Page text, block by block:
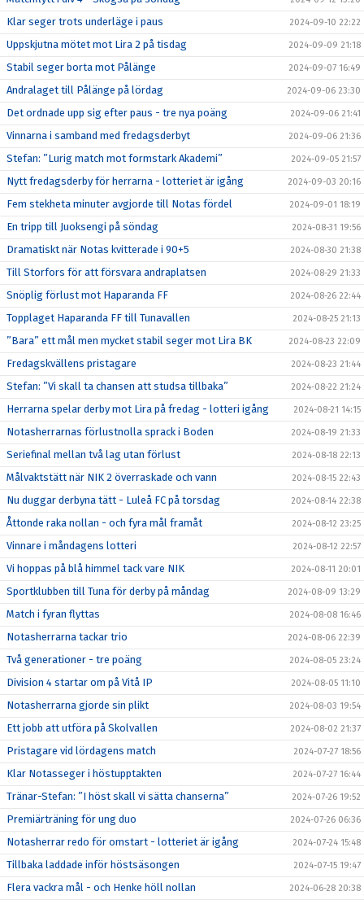
Klar seger trots underläge i paus 2024-09-10 22:22
Uppskjutna mötet mot Lira 2 på tisdag 2024-09-09 21:18
Stabil seger borta mot Pålänge 2024-09-07 16:49
Andralaget till Pålänge på lördag 2024-09-06 23:30
Det ordnade upp sig efter paus - tre nya poäng 2024-09-06 21:41
Vinnarna i samband med fredagsderbyt 2024-09-06 21:36
Stefan: ”Lurig match mot formstark Akademi” 2024-09-05 21:57
Nytt fredagsderby för herrarna - lotteriet är igång 2024-09-03 20:16
Fem stekheta minuter avgjorde till Notas fördel 2024-09-01 18:19
En tripp till Juoksengi på söndag 2024-08-31 19:56
Dramatiskt när Notas kvitterade i 90+5 2024-08-30 21:38
Till Storfors för att försvara andraplatsen 2024-08-29 21:33
Snöplig förlust mot Haparanda FF 2024-08-26 22:44
Topplaget Haparanda FF till Tunavallen 2024-08-25 21:13
”Bara” ett mål men mycket stabil seger mot Lira BK 2024-08-23 22:09
Fredagskvällens pristagare 2024-08-23 21:44
Stefan: ”Vi skall ta chansen att studsa tillbaka” 2024-08-22 21:24
Herrarna spelar derby mot Lira på fredag - lotteri igång 2024-08-21 14:15
Notasherrarnas förlustnolla sprack i Boden 2024-08-19 21:33
Seriefinal mellan två lag utan förlust 2024-08-18 22:13
Målvaktstätt när NIK 2 överraskade och vann 2024-08-15 22:43
Nu duggar derbyna tätt - Luleå FC på torsdag 2024-08-14 22:38
Åttonde raka nollan - och fyra mål framåt 2024-08-12 23:25
Vinnare i måndagens lotteri 2024-08-12 22:57
Vi hoppas på blå himmel tack vare NIK 2024-08-11 20:01
Sportklubben till Tuna för derby på måndag 2024-08-09 13:29
Match i fyran flyttas 2024-08-08 16:46
Notasherrarna tackar trio 2024-08-06 22:39
Två generationer - tre poäng 2024-08-05 23:24
Division 4 startar om på Vitå IP 2024-08-05 11:10
Notasherrarna gjorde sin plikt 2024-08-03 19:54
Ett jobb att utföra på Skolvallen 2024-08-02 21:37
Pristagare vid lördagens match 2024-07-27 18:56
Klar Notasseger i höstupptakten 2024-07-27 16:44
Tränar-Stefan: ”I höst skall vi sätta chanserna” 2024-07-26 19:52
Premiärträning för ung duo 2024-07-26 06:36
Notasherrar redo för omstart - lotteriet är igång 2024-07-24 15:48
Tillbaka laddade inför höstsäsongen 2024-07-15 19:47
Flera vackra mål - och Henke höll nollan 2024-06-28 20:38